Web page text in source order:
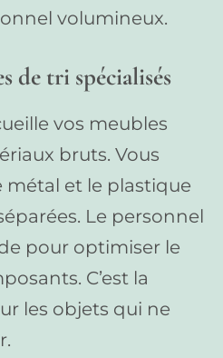
volumineux.
de tri spécialisés
vos meubles
bruts. Vous
métal et le plastique
Le personnel
pour optimiser le
C’est la
les objets qui ne